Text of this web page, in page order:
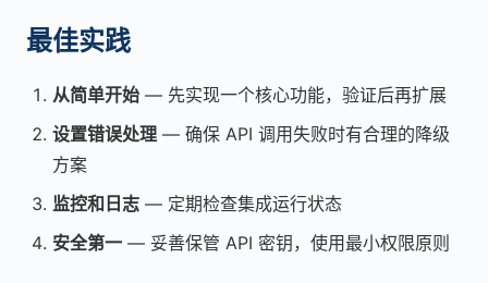
最佳实践
从简单开始 — 先实现一个核心功能，验证后再扩展
设置错误处理 — 确保 API 调用失败时有合理的降级
方案
监控和日志 — 定期检查集成运行状态
安全第一 — 妥善保管 API 密钥，使用最小权限原则